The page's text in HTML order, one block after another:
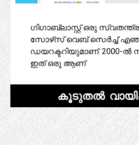
ഗിഗാബ്ലാസ്റ്റ് ഒരു
സോഴ്‌സ് വെബ് സെർച്ച്
ഡയറക്ടറിയുമാണ്. 2000-ൽ
ഇത് ഒരു ആണ്
കൂടുതൽ